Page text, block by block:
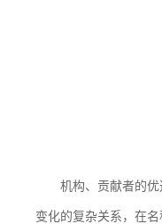
机构、贡献者的
变化的复杂关系，在